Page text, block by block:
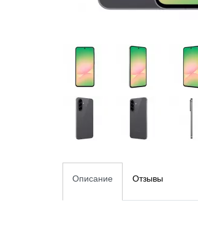
Описание Отзывы